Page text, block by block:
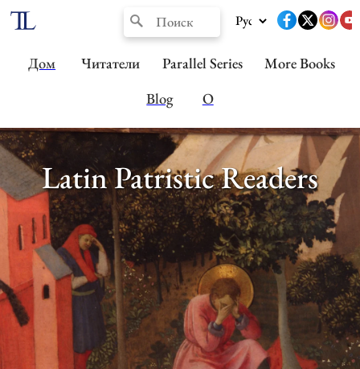
Дом Читатели Parallel Series
More Books
Blog
О
Latin Patristic Readers